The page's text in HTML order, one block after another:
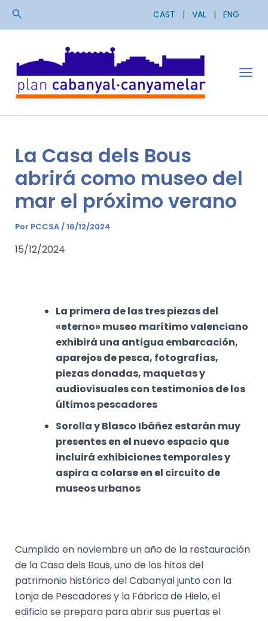
Buscar CAST | VAL | ENG
La Casa dels Bous
abrirá como museo del
mar el próximo verano
Por PCCSA/16/12/2024
15/12/2024
La primera de las tres piezas del
«eterno» museo marítimo valenciano
exhibirá una antigua embarcación,
aparejos de pesca, fotografías,
piezas donadas, maquetas y
audiovisuales con testimonios de los
últimos pescadores
Sorolla y Blasco Ibáñez estarán muy
presentes en el nuevo espacio que
incluirá exhibiciones temporales y
aspira a colarse en el circuito de
museos urbanos
Cumplido en noviembre un año de la restauración
de la Casa dels Bous, uno de los hitos del
patrimonio histórico del Cabanyal junto con la
Lonja de Pescadores y la Fábrica de Hielo, el
edificio se prepara para abrir sus puertas el